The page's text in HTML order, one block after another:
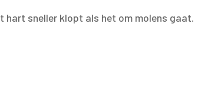
hart sneller klopt als het om molens gaat.